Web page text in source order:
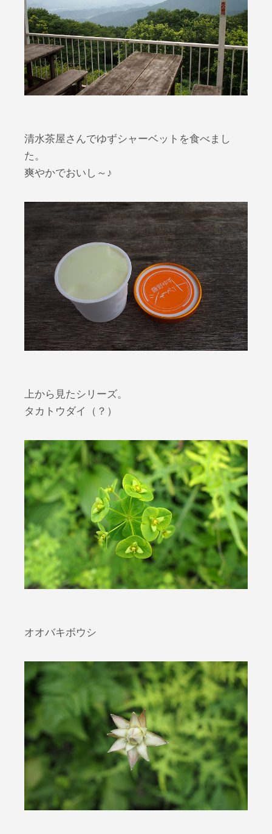
清水茶屋さんでゆずシャーベットを食べまし
た。
爽やかでおいし～♪
上から見たシリーズ。
タカトウダイ（？）
オオバキボウシ